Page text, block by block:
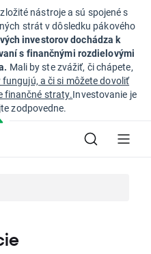
nástroje a sú spojené s
strát v dôsledku pákového
investorov dochádza k
s finančnými rozdielovými
Mali by ste zvážiť, či chápete,
a či si môžete dovoliť
finančné straty.Investovanie je
zodpovedne.